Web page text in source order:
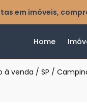
em imóveis,
Home
à venda / SP /